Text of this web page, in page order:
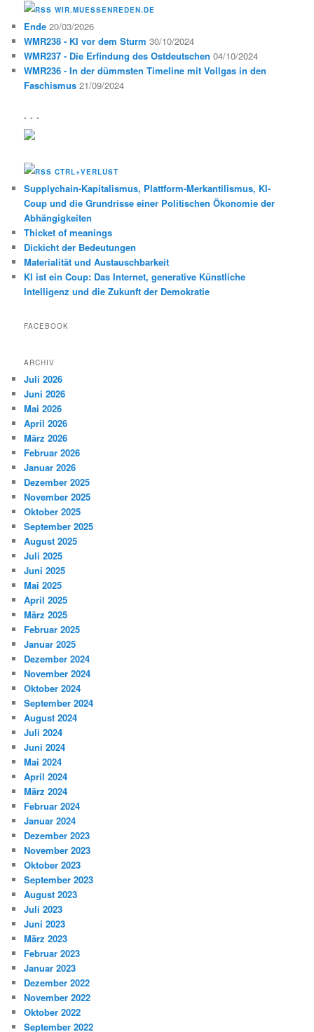
WIR.MUESSENREDEN.DE
Ende 20/03/2026
WMR238 - KI vor dem Sturm 30/10/2024
WMR237 - Die Erfindung des Ostdeutschen 04/10/2024
WMR236 - In der dümmsten Timeline mit Vollgas in den
Faschismus 21/09/2024
* * *
CTRL+VERLUST
Supplychain-Kapitalismus, Plattform-Merkantilismus, KI-
Coup und die Grundrisse einer Politischen Ökonomie der
Abhängigkeiten
Thicket of meanings
Dickicht der Bedeutungen
Materialität und Austauschbarkeit
KI ist ein Coup: Das Internet, generative Künstliche
Intelligenz und die Zukunft der Demokratie
FACEBOOK
ARCHIV
Juli 2026
Juni 2026
Mai 2026
April 2026
März 2026
Februar 2026
Januar 2026
Dezember 2025
November 2025
Oktober 2025
September 2025
August 2025
Juli 2025
Juni 2025
Mai 2025
April 2025
März 2025
Februar 2025
Januar 2025
Dezember 2024
November 2024
Oktober 2024
September 2024
August 2024
Juli 2024
Juni 2024
Mai 2024
April 2024
März 2024
Februar 2024
Januar 2024
Dezember 2023
November 2023
Oktober 2023
September 2023
August 2023
Juli 2023
Juni 2023
März 2023
Februar 2023
Januar 2023
Dezember 2022
November 2022
Oktober 2022
September 2022